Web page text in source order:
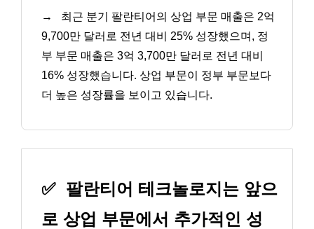
→
최근 분기 팔란티어의 상업 부문 매출은 2억
9,700만 달러로 전년 대비 25% 성장했으며, 정
부 부문 매출은 3억 3,700만 달러로 전년 대비
16% 성장했습니다. 상업 부문이 정부 부문보다
더 높은 성장률을 보이고 있습니다.
✅ 팔란티어 테크놀로지는 앞으
로 상업 부문에서 추가적인 성